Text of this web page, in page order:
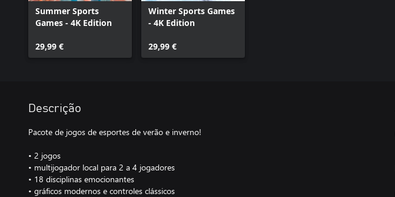
Summer Sports
Games - 4K Edition
29,99 €
Winter Sports Games
- 4K Edition
29,99 €
Descrição
Pacote de jogos de esportes de verão e inverno!
• 2 jogos
• multijogador local para 2 a 4 jogadores
• 18 disciplinas emocionantes
• gráficos modernos e controles clássicos